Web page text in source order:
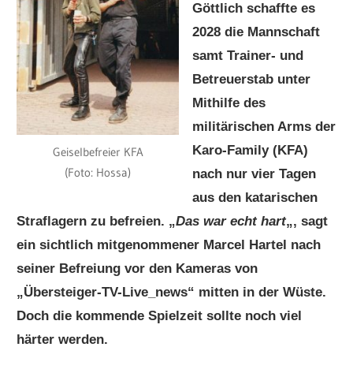
Geiselbefreier KFA
(Foto: Hossa)
Göttlich schaffte es
2028 die Mannschaft
samt Trainer- und
Betreuerstab unter
Mithilfe des
militärischen Arms der
Karo-Family (KFA)
nach nur vier Tagen
aus den katarischen
Straflagern zu befreien. „Das war echt hart„, sagt
ein sichtlich mitgenommener Marcel Hartel nach
seiner Befreiung vor den Kameras von
„Übersteiger-TV-Live_news“ mitten in der Wüste.
Doch die kommende Spielzeit sollte noch viel
härter werden.